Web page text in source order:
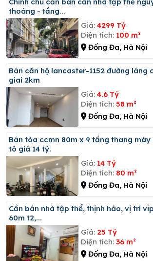
thoáng - tầng...
Giá: 4299 Tỷ
Diện tích: 100 m²
Đống Đa, Hà Nội
Bán căn hộ lancaster-1152 đường láng cách lotte liễu
giai 2km
Giá: 4.6 Tỷ
Diện tích: 58 m²
Đống Đa, Hà Nội
Bán tòa ccmn 80m x 9 tầng thang máy ngõ rộng gần ô
tô giá 14 tỷ.
Giá: 14 Tỷ
Diện tích: 80 m²
Đống Đa, Hà Nội
Cần bán nhà tập thể, thịnh hào, vị trí vip, - ô tô đỗ cổng,
60m t2,...
Giá: 25 Tỷ
Diện tích: 36 m²
Đống Đa, Hà Nội